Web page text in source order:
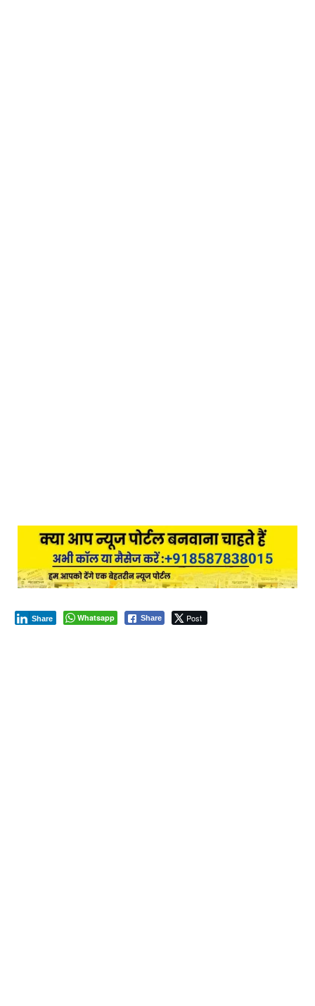
Whatsapp Share Post
Share